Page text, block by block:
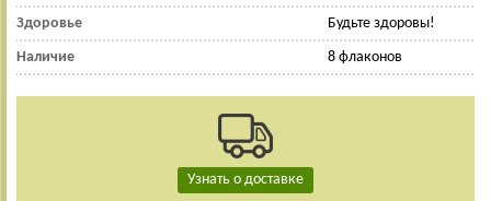
Здоровье Будьте здоровы!
Наличие 8 флаконов
Узнать о доставке